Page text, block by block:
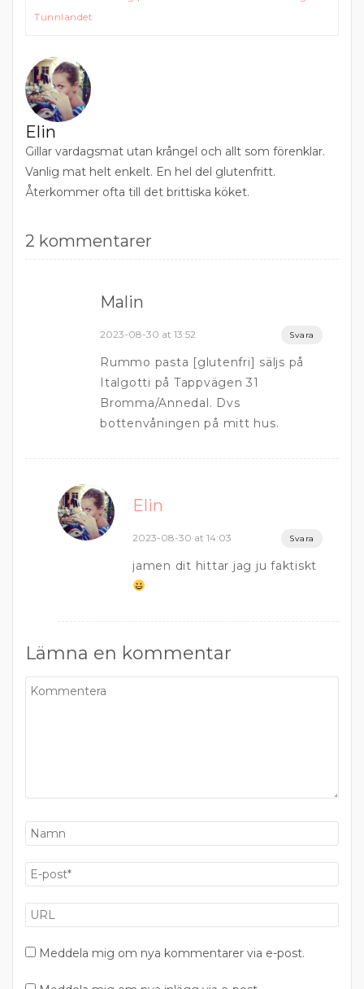
Tunnlandet
Elin
Gillar vardagsmat utan krångel och allt som förenklar.
Vanlig mat helt enkelt. En hel del glutenfritt.
Återkommer ofta till det brittiska köket.
2 kommentarer
Malin
2023-08-30 at 13:52 Svara
Rummo pasta [glutenfri] säljs på
Italgotti på Tappvägen 31
Bromma/Annedal. Dvs
bottenvåningen på mitt hus.
Elin
2023-08-30 at 14:03 Svara
jamen dit hittar jag ju faktiskt
Lämna en kommentar
Meddela mig om nya kommentarer via e-post.